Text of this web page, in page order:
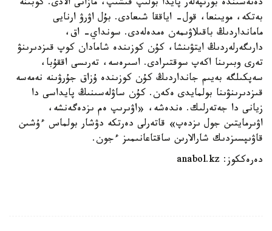
دەنەسىندە بورتپەلەر پايدا بولىپ قىشىپ، مازانى الادى. كوبىنە
بەتكە، مويىنعا، قول- اياققا شىعادى. بۇل اۋرۋ ارنايى
مامانداردىڭ باقىلاۋىمەن ەمدەلەدى. سونداي- اق،
دارىگەرلەردىڭ ايتۋىنشا، كۇن كوزىندە شامادان كوپ قىزدىرىنۋ
تەرى وبىرىنا اكەپ سوقتىرادى. اسىرەسە، تەرىسى اققۇبا،
سەپكىلگە بەيىم جانداردىڭ كۇن كوزىندە ۇزاق جۇرۋىنە نەمەسە
قىزدىرىنۋىنا بولمايدى ەكەن. كۇن ساۋلەسىنىڭ پايداسى دا
زيانى دا جەتەرلىك. ەندەشە، «اۋىرىپ ەم ىزدەگەنشە،
اۋىرمايتىن جول ىزدەپ» قاتەرلى دەرتكە دۋشار بولماس ءۇشىن
قاۋىپسىزدىك شارالارىن ساقتاعانىمىز ءجون.
دەرەككوز: anabol.kz